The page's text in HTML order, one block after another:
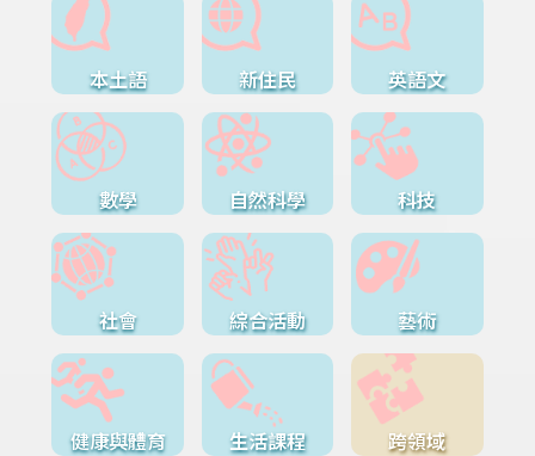
本土語 新住民 英語文
數學 自然科學 科技
社會 綜合活動 藝術
健康與體育 生活課程 跨領域